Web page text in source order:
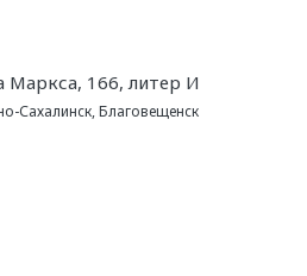
Маркса, 166, литер И
Сахалинск,Благовещенск